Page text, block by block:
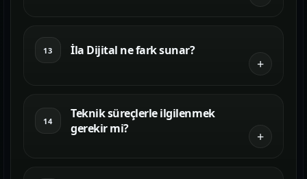
13 İla Dijital ne fark sunar?
14
Teknik süreçlerle ilgilenmek
gerekir mi?